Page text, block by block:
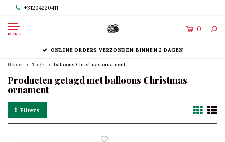
+31204220411
MENU
0
ONLINE ORDERS VERZONDEN BINNEN 2 DAGEN
Home Tags balloons Christmas ornament
Producten getagd met balloons Christmas
ornament
Filters